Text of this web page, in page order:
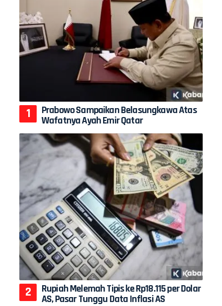
Prabowo Sampaikan Belasungkawa Atas
Wafatnya Ayah Emir Qatar
Rupiah Melemah Tipis ke Rp18.115 per Dolar
AS, Pasar Tunggu Data Inflasi AS